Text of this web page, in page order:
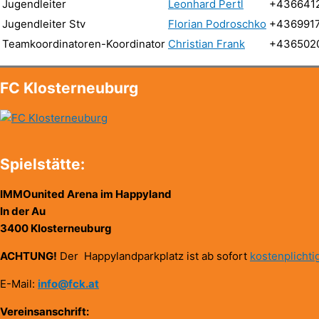
Jugendleiter
Leonhard Pertl
Jugendleiter Stv
Florian Podroschko
Teamkoordinatoren-Koordinator Christian Frank
FC Klosterneuburg
Spielstätte:
IMMOunited Arena im Happyland
In der Au
3400 Klosterneuburg
ACHTUNG! Der Happylandparkplatz ist ab sofort
E-Mail: info@fck.at
Vereinsanschrift: